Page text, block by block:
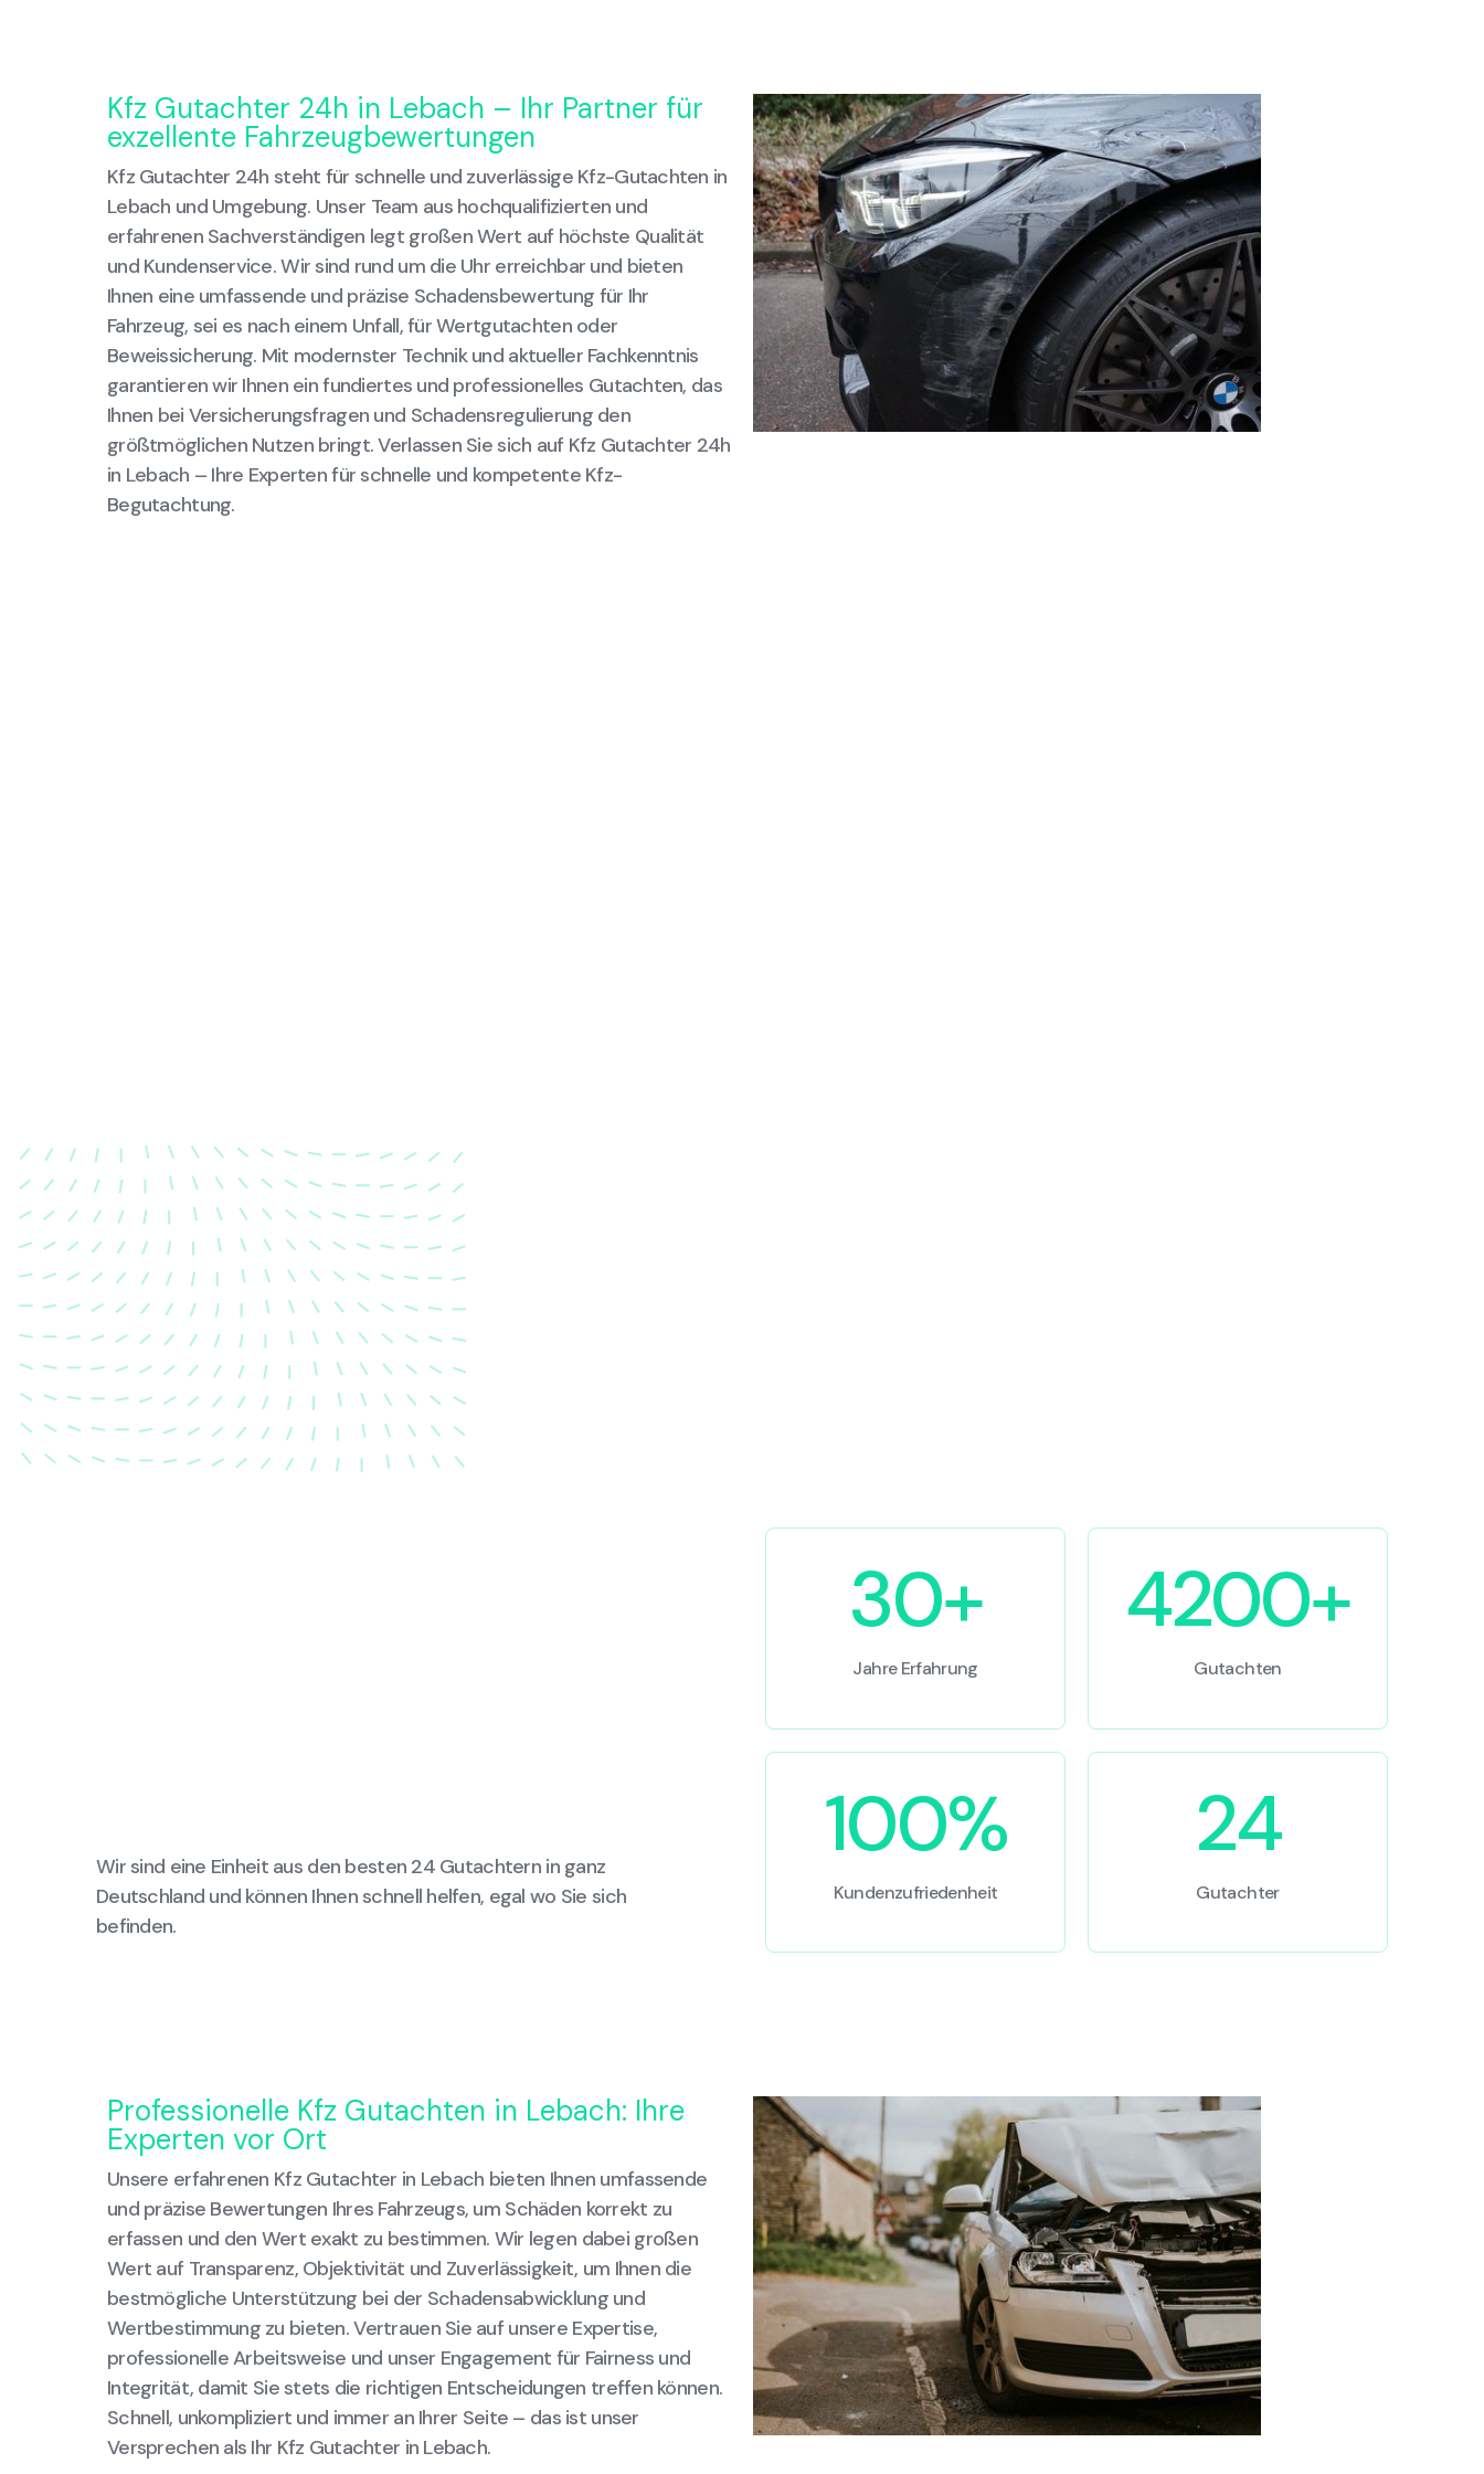
Kfz Gutachter 24h in Lebach – Ihr Partner für
exzellente Fahrzeugbewertungen
Kfz Gutachter 24h steht für schnelle und zuverlässige Kfz-Gutachten in
Lebach und Umgebung. Unser Team aus hochqualifizierten und
erfahrenen Sachverständigen legt großen Wert auf höchste Qualität
und Kundenservice. Wir sind rund um die Uhr erreichbar und bieten
Ihnen eine umfassende und präzise Schadensbewertung für Ihr
Fahrzeug, sei es nach einem Unfall, für Wertgutachten oder
Beweissicherung. Mit modernster Technik und aktueller Fachkenntnis
garantieren wir Ihnen ein fundiertes und professionelles Gutachten, das
Ihnen bei Versicherungsfragen und Schadensregulierung den
größtmöglichen Nutzen bringt. Verlassen Sie sich auf Kfz Gutachter 24h
in Lebach – Ihre Experten für schnelle und kompetente Kfz-
Begutachtung.
Karosserievermessung
Unsere exakte Karosserievermessung stellt
einem Unfall wieder in ihren ursprünglichen
Zustand gebracht wird.
Wir sind eine Einheit aus den besten 24 Gutachtern in ganz
Deutschland und können Ihnen schnell helfen, egal wo Sie sich
befinden.
30+
Jahre Erfahrung
4200+
Gutachten
100%
Kundenzufriedenheit
24
Gutachter
Professionelle Kfz Gutachten in Lebach: Ihre
Experten vor Ort
Unsere erfahrenen Kfz Gutachter in Lebach bieten Ihnen umfassende
und präzise Bewertungen Ihres Fahrzeugs, um Schäden korrekt zu
erfassen und den Wert exakt zu bestimmen. Wir legen dabei großen
Wert auf Transparenz, Objektivität und Zuverlässigkeit, um Ihnen die
bestmögliche Unterstützung bei der Schadensabwicklung und
Wertbestimmung zu bieten. Vertrauen Sie auf unsere Expertise,
professionelle Arbeitsweise und unser Engagement für Fairness und
Integrität, damit Sie stets die richtigen Entscheidungen treffen können.
Schnell, unkompliziert und immer an Ihrer Seite – das ist unser
Versprechen als Ihr Kfz Gutachter in Lebach.